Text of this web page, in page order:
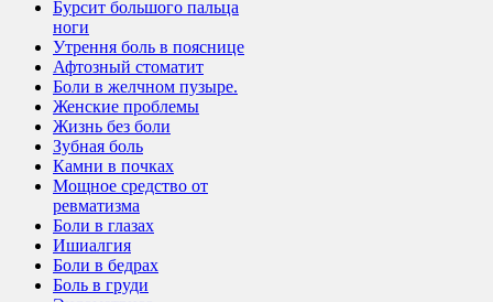
Бурсит большого пальца
ноги
Утрення боль в пояснице
Афтозный стоматит
Боли в желчном пузыре.
Женские проблемы
Жизнь без боли
Зубная боль
Камни в почках
Мощное средство от
ревматизма
Боли в глазах
Ишиалгия
Боли в бедрах
Боль в груди